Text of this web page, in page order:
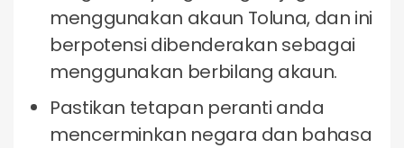
menggunakan akaun Toluna, dan ini
berpotensi dibenderakan sebagai
menggunakan berbilang akaun.
Pastikan tetapan peranti anda
mencerminkan negara dan bahasa